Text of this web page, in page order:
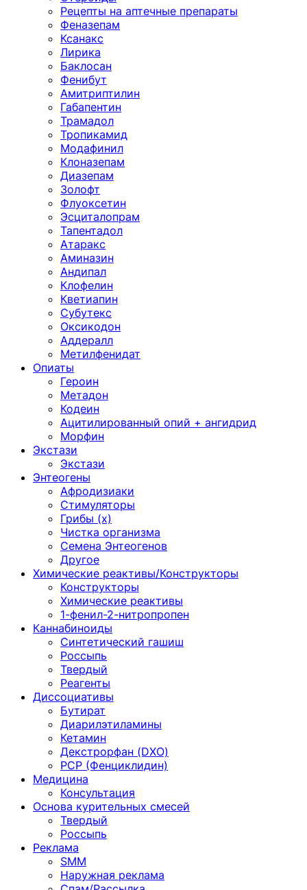
Рецепты на аптечные препараты
Феназепам
Ксанакс
Лирика
Баклосан
Фенибут
Амитриптилин
Габапентин
Трамадол
Тропикамид
Модафинил
Клоназепам
Диазепам
Золофт
Флуоксетин
Эсциталопрам
Тапентадол
Атаракс
Аминазин
Андипал
Клофелин
Кветиапин
Субутекс
Оксикодон
Аддералл
Метилфенидат
Опиаты
Героин
Метадон
Кодеин
Ацитилированный опий + ангидрид
Морфин
Экстази
Экстази
Энтеогены
Афродизиаки
Стимуляторы
Грибы (х)
Чистка организма
Семена Энтеогенов
Другое
Химические реактивы/Конструкторы
Конструкторы
Химические реактивы
1-фенил-2-нитропропен
Каннабиноиды
Синтетический гашиш
Россыпь
Твердый
Реагенты
Диссоциативы
Бутират
Диарилэтиламины
Кетамин
Декстрорфан (DXO)
PCP (Фенциклидин)
Медицина
Консультация
Основа курительных смесей
Твердый
Россыпь
Реклама
SMM
Наружная реклама